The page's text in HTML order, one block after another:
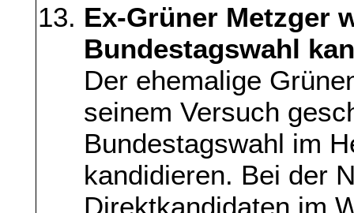
Ex-Grüner Metzger
Bundestagswahl
Der ehemalige
seinem Versuch
Bundestagswahl im
kandidieren. Bei der
Direktkandidaten im